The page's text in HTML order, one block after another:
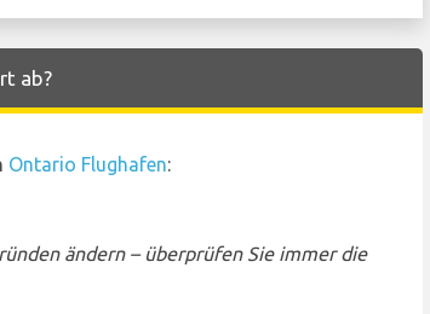
ab?
Ontario Flughafen:
ändern – überprüfen Sie immer die